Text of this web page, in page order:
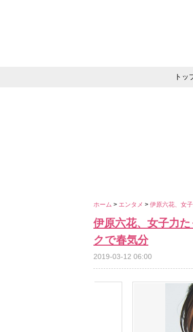
トッ
ホーム > エンタメ > 伊原六花、女
伊原六花、女子力
クで春気分
2019-03-12 06:00